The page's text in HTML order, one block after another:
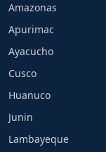
Amazonas
Apurimac
Ayacucho
Cusco
Huanuco
Junin
Lambayeque